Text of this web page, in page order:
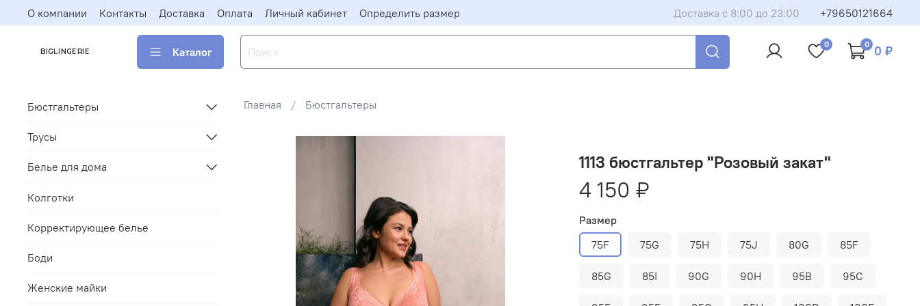
О компании Контакты Доставка Оплата Личный кабинет Определить размер Доставка с 8:00 до 23:00 +79650121664
BIGLINGERIE Каталог
0 0 0 ₽
Главная Бюстгальтеры
1113 бюстгальтер "Розовый закат"
4 150 ₽
Размер
75F
75G 75H 75J 80G 85F
85G 85I 90G 90H 95B 95C
Бюстгальтеры
Трусы
Белье для дома
Колготки
Корректирующее белье
Боди
Женские майки